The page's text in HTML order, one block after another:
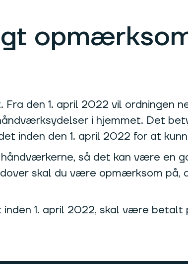
den 1. april 2022 vil ordningen
i hjemmet. Det
inden den 1. april 2022 for at
så det kan være en
skal du være opmærksom på,
1. april 2022, skal være betalt